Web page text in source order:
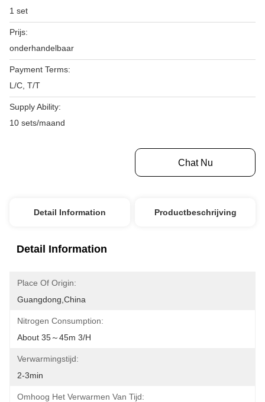
1 set
Prijs:
onderhandelbaar
Payment Terms:
L/C, T/T
Supply Ability:
10 sets/maand
Chat Nu
Detail Information Productbeschrijving
Detail Information
Place Of Origin:
Guangdong,China
Nitrogen Consumption:
About 35～45m 3/h
Verwarmingstijd:
2-3min
Omhoog Het Verwarmen Van Tijd: